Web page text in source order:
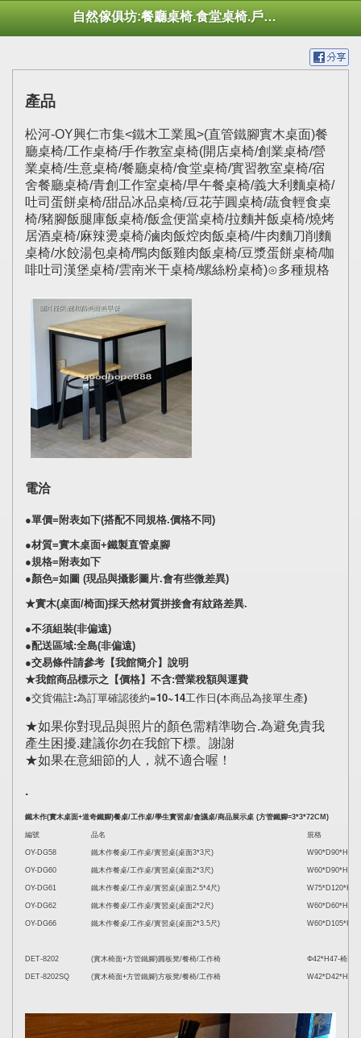
自然傢俱坊:餐廳桌椅.食堂桌椅.戶外桌椅.休閒桌椅.幼托桌椅.庭院市集陽傘
產品
松河-OY興仁市集<鐵木工業風>(直管鐵腳實木桌面)餐
廳桌椅/工作桌椅/手作教室桌椅(開店桌椅/創業桌椅/營
業桌椅/生意桌椅/餐廳桌椅/食堂桌椅/實習教室桌椅/宿
舍餐廳桌椅/青創工作室桌椅/早午餐桌椅/義大利麵桌椅/
吐司蛋餅桌椅/甜品冰品桌椅/豆花芋圓桌椅/蔬食輕食桌
椅/豬腳飯腿庫飯桌椅/飯盒便當桌椅/拉麵丼飯桌椅/燒烤
居酒桌椅/麻辣燙桌椅/滷肉飯焢肉飯桌椅/牛肉麵刀削麵
桌椅/水餃湯包桌椅/鴨肉飯雞肉飯桌椅/豆漿蛋餅桌椅/咖
啡吐司漢堡桌椅/雲南米干桌椅/螺絲粉桌椅)⊙多種規格
電洽
●單價=附表如下(搭配不同規格.價格不同)
●材質=實木桌面+鐵製直管桌腳
●規格=附表如下
●顏色=如圖 (現品與攝影圖片.會有些微差異)
★實木(桌面/椅面)採天然材質拼接會有紋路差異.
●不須組裝(非偏遠)
●配送區域:全島(非偏遠)
●交易條件請參考【我館簡介】說明
★我館商品標示之【價格】不含:營業稅額與運費
●交貨備註:為訂單確認後約=10~14工作日(本商品為接單生產)
★如果你對現品與照片的顏色需精準吻合.為避免貴我
產生困擾.建議你勿在我館下標。謝謝
★如果在意細節的人，就不適合喔！
.
鐵木作(實木桌面+道奇鐵腳)餐桌/工作桌/學生實習桌/會議桌/商品展示桌 (方管鐵腳=3*3*72CM)
編號 品名 規格
OY-DG58 鐵木作餐桌/工作桌/實習桌(桌面3*3尺)
OY-DG60 鐵木作餐桌/工作桌/實習桌(桌面2*3尺)
OY-DG61 鐵木作餐桌/工作桌/實習桌(桌面2.5*4尺)
OY-DG62 鐵木作餐桌/工作桌/實習桌(桌面2*2尺)
OY-DG66 鐵木作餐桌/工作桌/實習桌(桌面2*3.5尺)
DET-8202 (實木椅面+方管鐵腳)圓板凳/餐椅/工作椅 Φ42*H47-椅面
DET-8202SQ (實木椅面+方管鐵腳)方板凳/餐椅/工作椅 W42*D42*H47-